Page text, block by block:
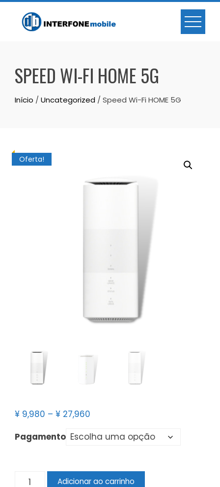
SPEED WI-FI HOME 5G
Início / Uncategorized / Speed Wi-Fi HOME 5G
Oferta!
¥ 9,980 – ¥ 27,960
Pagamento
Adicionar ao carrinho